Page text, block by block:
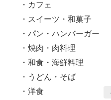
カフェ
スイーツ・和菓子
パン・ハンバーガー
焼肉・肉料理
和食・海鮮料理
うどん・そば
洋食